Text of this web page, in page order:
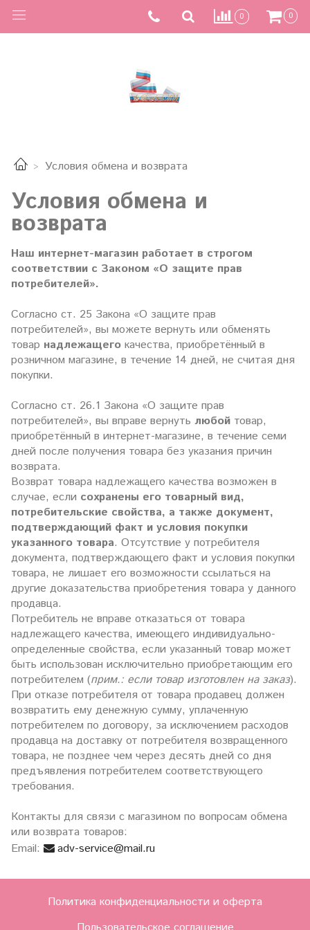
0 0
Условия обмена и возврата
Условия обмена и
возврата
Наш интернет-магазин работает в строгом
соответствии с Законом «О защите прав
потребителей».
Согласно ст. 25 Закона «О защите прав
потребителей», вы можете вернуть или обменять
товар надлежащего качества, приобретённый в
розничном магазине, в течение 14 дней, не считая дня
покупки.
Согласно ст. 26.1 Закона «О защите прав
потребителей», вы вправе вернуть любой товар,
приобретённый в интернет-магазине, в течение семи
дней после получения товара без указания причин
возврата.
Возврат товара надлежащего качества возможен в
случае, если сохранены его товарный вид,
потребительские свойства, а также документ,
подтверждающий факт и условия покупки
указанного товара. Отсутствие у потребителя
документа, подтверждающего факт и условия покупки
товара, не лишает его возможности ссылаться на
другие доказательства приобретения товара у данного
продавца.
Потребитель не вправе отказаться от товара
надлежащего качества, имеющего индивидуально-
определенные свойства, если указанный товар может
быть использован исключительно приобретающим его
потребителем (прим.: если товар изготовлен на заказ).
При отказе потребителя от товара продавец должен
возвратить ему денежную сумму, уплаченную
потребителем по договору, за исключением расходов
продавца на доставку от потребителя возвращенного
товара, не позднее чем через десять дней со дня
предъявления потребителем соответствующего
требования.
Контакты для связи с магазином по вопросам обмена
или возврата товаров:
Email:
adv-service@mail.ru
Политика конфиденциальности и оферта